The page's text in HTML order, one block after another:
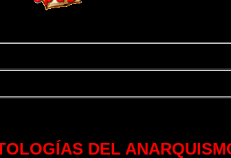
DEL